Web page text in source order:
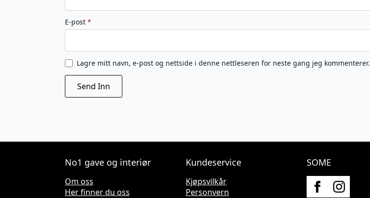
E-post *
Lagre mitt navn, e-post og nettside i denne nettleseren for neste gang jeg kommenterer.
No1 gave og interiør
Om oss
Her finner du oss
Kundeservice
Kjøpsvilkår
Personvern
SOME